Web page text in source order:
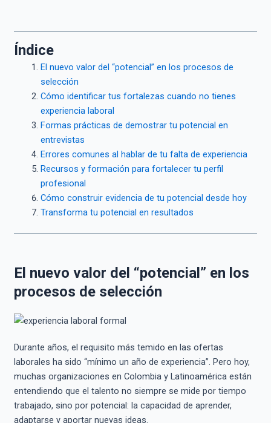
Índice
El nuevo valor del “potencial” en los procesos de
selección
Cómo identificar tus fortalezas cuando no tienes
experiencia laboral
Formas prácticas de demostrar tu potencial en
entrevistas
Errores comunes al hablar de tu falta de experiencia
Recursos y formación para fortalecer tu perfil
profesional
Cómo construir evidencia de tu potencial desde hoy
Transforma tu potencial en resultados
El nuevo valor del “potencial” en los
procesos de selección
Durante años, el requisito más temido en las ofertas
laborales ha sido “mínimo un año de experiencia”. Pero hoy,
muchas organizaciones en Colombia y Latinoamérica están
entendiendo que el talento no siempre se mide por tiempo
trabajado, sino por potencial: la capacidad de aprender,
adaptarse y aportar nuevas ideas.